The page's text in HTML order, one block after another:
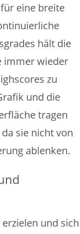
eine breite
hält die
immer wieder
zu
und die
tragen
sie nicht von
ablenken.
und sich